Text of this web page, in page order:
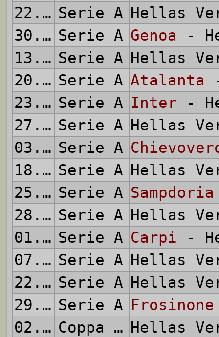
22.08.2015 Serie A Hellas
30.08.2015 Serie A Genoa -
13.09.2015 Serie A Hellas
20.09.2015 Serie A Atalanta
23.09.2015 Serie A Inter -
27.09.2015 Serie A Hellas
03.10.2015 Serie A
18.10.2015 Serie A Hellas
25.10.2015 Serie A Sampdoria
28.10.2015 Serie A Hellas
01.11.2015 Serie A Carpi -
07.11.2015 Serie A Hellas
22.11.2015 Serie A Hellas
29.11.2015 Serie A Frosinone
02.12.2015
Coppa Italia Hellas